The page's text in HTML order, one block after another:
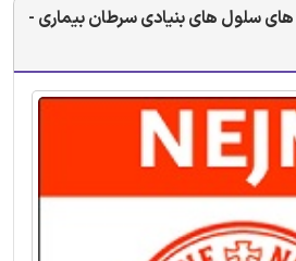
های سلول های بنیادی سرطان بیماری -